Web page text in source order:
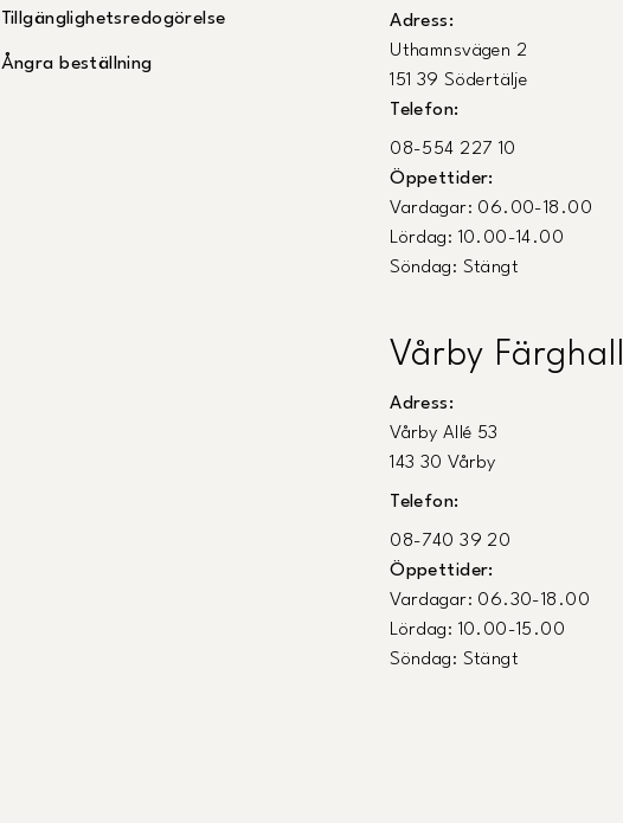
Tillgänglighetsredogörelse
Ångra beställning
Adress:
Uthamnsvägen 2
151 39 Södertälje
Telefon:
08-554 227 10
Öppettider:
Vardagar: 06.00-18.00
Lördag: 10.00-14.00
Söndag: Stängt
Vårby Färghall
Adress:
Vårby Allé 53
143 30 Vårby
Telefon:
08-740 39 20
Öppettider:
Vardagar: 06.30-18.00
Lördag: 10.00-15.00
Söndag: Stängt